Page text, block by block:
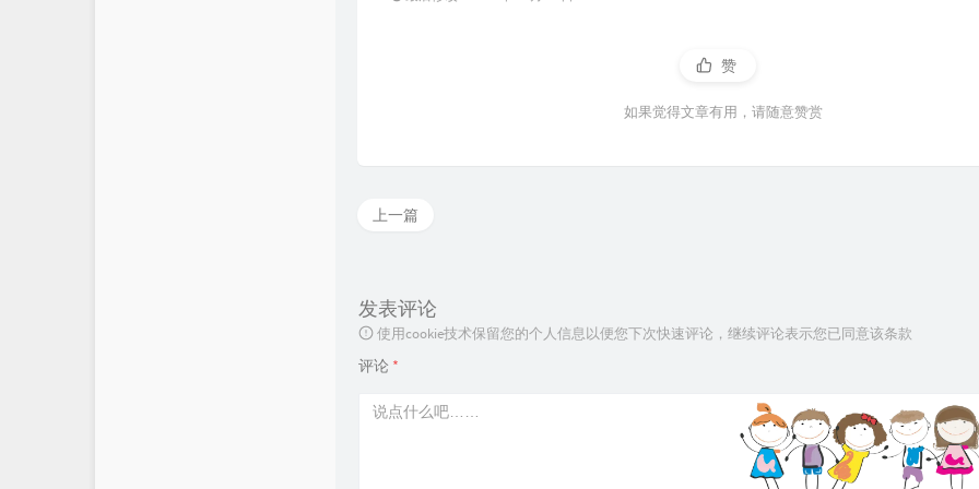
赞
如果觉得文章有用，请随意赞赏
上一篇
发表评论
使用cookie技术保留您的个人信息以便您下次快速评论，继续评论表示您已同意该条款
评论 *